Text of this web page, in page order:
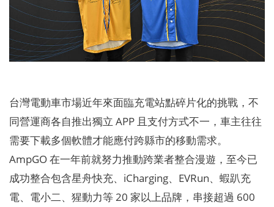
台灣電動車市場近年來面臨充電站點碎片化的挑戰，不
同營運商各自推出獨立 APP 且支付方式不一，車主往往
需要下載多個軟體才能應付跨縣市的移動需求。
AmpGO 在一年前就努力推動跨業者整合漫遊，至今已
成功整合包含星舟快充、iCharging、EVRun、蝦趴充
電、電小二、猩動力等 20 家以上品牌，串接超過 600